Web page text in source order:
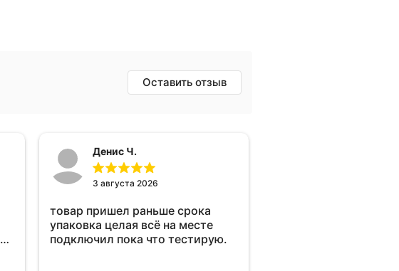
Оставить отзыв
Денис Ч.
3 августа 2026
товар пришел раньше срока
упаковка целая всё на месте
подключил пока что тестирую.